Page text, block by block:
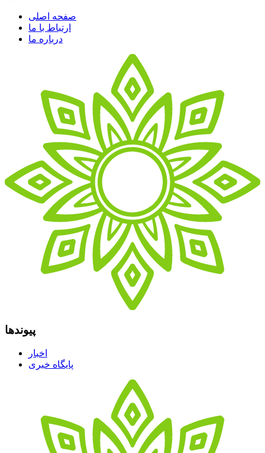
صفحه اصلی
ارتباط با ما
درباره ما
پیوندها
اخبار
پایگاه خبری